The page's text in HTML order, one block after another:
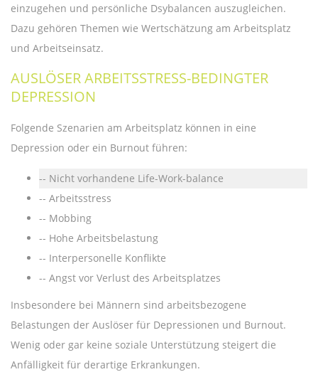
einzugehen und persönliche Dsybalancen auszugleichen.
Dazu gehören Themen wie Wertschätzung am Arbeitsplatz
und Arbeitseinsatz.
AUSLÖSER ARBEITSSTRESS-BEDINGTER
DEPRESSION
Folgende Szenarien am Arbeitsplatz können in eine
Depression oder ein Burnout führen:
Nicht vorhandene Life-Work-balance
Arbeitsstress
Mobbing
Hohe Arbeitsbelastung
Interpersonelle Konflikte
Angst vor Verlust des Arbeitsplatzes
Insbesondere bei Männern sind arbeitsbezogene
Belastungen der Auslöser für Depressionen und Burnout.
Wenig oder gar keine soziale Unterstützung steigert die
Anfälligkeit für derartige Erkrankungen.